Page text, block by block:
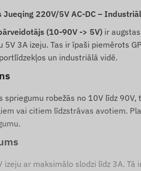
220V/5V AC-DC –
(10-90V -> 5V) ir
5V 3A izeju. Tas ir īpaši piemērots
un industriālā vidē.
spriegumu robežās no 10V līdz
vai citiem līdzstrāvas avotiem.
ar maksimālo slodzi līdz 3A. Tā